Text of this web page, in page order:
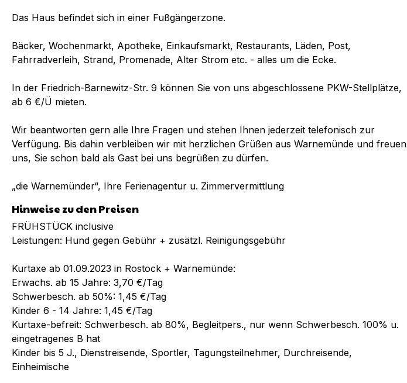
Das Haus befindet sich in einer Fußgängerzone.
Bäcker, Wochenmarkt, Apotheke, Einkaufsmarkt, Restaurants, Läden, Post,
Fahrradverleih, Strand, Promenade, Alter Strom etc. - alles um die Ecke.
In der Friedrich-Barnewitz-Str. 9 können Sie von uns abgeschlossene PKW-Stellplätze,
ab 6 €/Ü mieten.
Wir beantworten gern alle Ihre Fragen und stehen Ihnen jederzeit telefonisch zur
Verfügung. Bis dahin verbleiben wir mit herzlichen Grüßen aus Warnemünde und freuen
uns, Sie schon bald als Gast bei uns begrüßen zu dürfen.
„die Warnemünder“, Ihre Ferienagentur u. Zimmervermittlung
Hinweise zu den Preisen
FRÜHSTÜCK inclusive
Leistungen: Hund gegen Gebühr + zusätzl. Reinigungsgebühr
Kurtaxe ab 01.09.2023 in Rostock + Warnemünde:
Erwachs. ab 15 Jahre: 3,70 €/Tag
Schwerbesch. ab 50%: 1,45 €/Tag
Kinder 6 - 14 Jahre: 1,45 €/Tag
Kurtaxe-befreit: Schwerbesch. ab 80%, Begleitpers., nur wenn Schwerbesch. 100% u.
eingetragenes B hat
Kinder bis 5 J., Dienstreisende, Sportler, Tagungsteilnehmer, Durchreisende,
Einheimische